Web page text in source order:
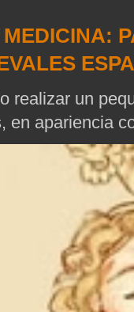
realizar un
en apariencia